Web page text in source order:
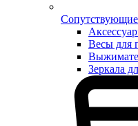
Весы для
Зеркала